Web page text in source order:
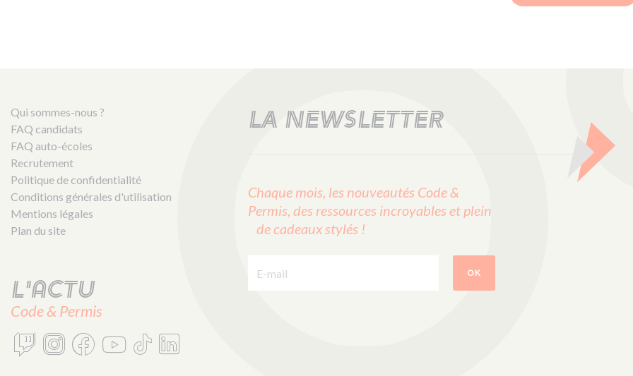
Qui sommes-nous ?
FAQ candidats
FAQ auto-écoles
Recrutement
Politique de confidentialité
Conditions générales d'utilisation
Mentions légales
Plan du site
L'actu
Code & Permis
LA NEWSLETTER
Chaque mois, les nouveautés Code &
Permis, des ressources incroyables et plein
de cadeaux stylés !
OK